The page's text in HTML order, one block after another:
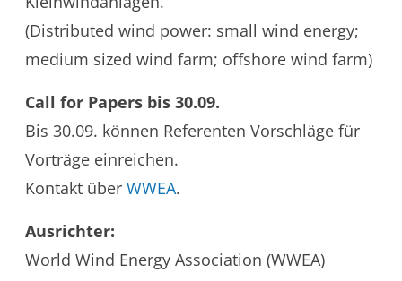
(Distributed wind power: small wind energy;
medium sized wind farm; offshore wind farm)
Call for Papers bis 30.09.
Bis 30.09. können Referenten Vorschläge für
Vorträge einreichen.
Kontakt über WWEA.
Ausrichter:
World Wind Energy Association (WWEA)